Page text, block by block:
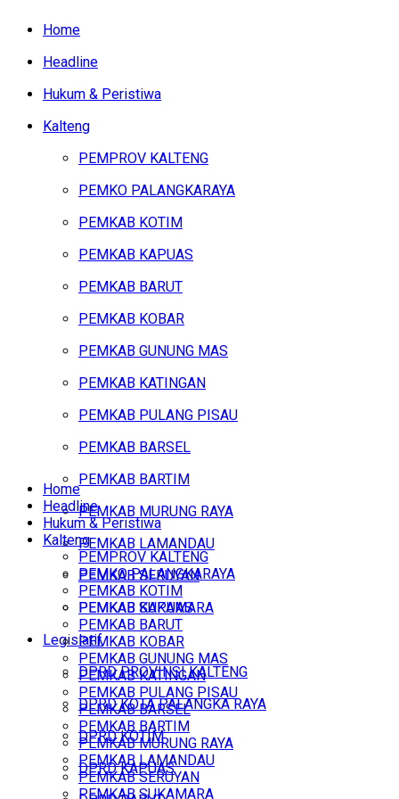
Home
Headline
Hukum & Peristiwa
Kalteng
PEMPROV KALTENG
PEMKO PALANGKARAYA
PEMKAB KOTIM
PEMKAB KAPUAS
PEMKAB BARUT
PEMKAB KOBAR
PEMKAB GUNUNG MAS
PEMKAB KATINGAN
PEMKAB PULANG PISAU
PEMKAB BARSEL
PEMKAB BARTIM
PEMKAB MURUNG RAYA
PEMKAB LAMANDAU
PEMKAB SERUYAN
PEMKAB SUKAMARA
Legislatif
DPRD PROVINSI KALTENG
DPRD KOTA PALANGKA RAYA
DPRD KOTIM
DPRD KAPUAS
Home
Headline
Hukum & Peristiwa
Kalteng
PEMPROV KALTENG
PEMKO PALANGKARAYA
PEMKAB KOTIM
PEMKAB KAPUAS
PEMKAB BARUT
PEMKAB KOBAR
PEMKAB GUNUNG MAS
PEMKAB KATINGAN
PEMKAB PULANG PISAU
PEMKAB BARSEL
PEMKAB BARTIM
PEMKAB MURUNG RAYA
PEMKAB LAMANDAU
PEMKAB SERUYAN
PEMKAB SUKAMARA